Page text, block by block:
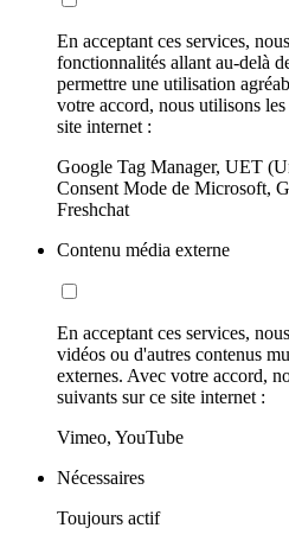
En acceptant ces services,
fonctionnalités allant au-delà
permettre une utilisation
votre accord, nous utilisons
site internet :
Google Tag Manager, UET
Consent Mode de Microsoft,
Freshchat
Contenu média externe
En acceptant ces services,
vidéos ou d'autres contenus
externes. Avec votre accord,
suivants sur ce site internet :
Vimeo, YouTube
Nécessaires
Toujours actif